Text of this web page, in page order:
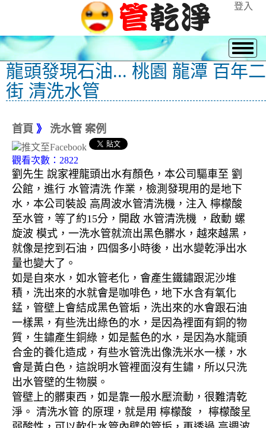
登入
龍頭發現石油... 桃園 龍潭 百年二
街 清洗水管
首頁 》 洗水管 案例
觀看次數：2822
劉先生 說家裡龍頭出水有顏色，本公司驅車至 劉
公館，進行 水管清洗 作業，檢測發現用的是地下
水，本公司裝設 高周波水管清洗機，注入 檸檬酸
至水管，等了約15分，開啟 水管清洗機 ，啟動 螺
旋波 模式，一洗水管就流出黑色髒水，越來越黑，
就像是挖到石油，四個多小時後，出水變乾淨出水
量也變大了。
如是自來水，如水管老化，會產生鐵鏽跟泥沙堆
積，洗出來的水就會是咖啡色，地下水含有氧化
錳，管壁上會結成黑色管垢，洗出來的水會跟石油
一樣黑，有些洗出綠色的水，是因為裡面有銅的物
質，生鏽產生銅綠，如是藍色的水，是因為水龍頭
合金的養化造成，有些水管洗出像洗米水一樣，水
會是黃白色，這說明水管裡面沒有生鏽，所以只洗
出水管壁的生物膜。
管壁上的髒東西，如是靠一般水壓流動，很難清乾
淨。 清洗水管 的原理，就是用 檸檬酸 ， 檸檬酸呈